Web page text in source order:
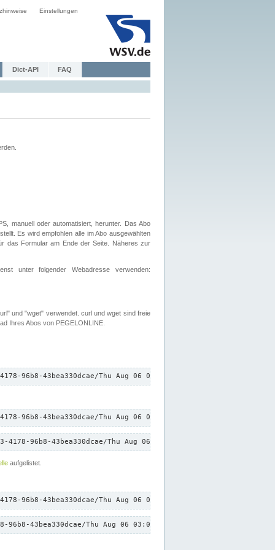
Einstellungen
Dict-API FAQ
manuell oder automatisiert, herunter. Das Abo
Es wird empfohlen alle im Abo ausgewählten
das Formular am Ende der Seite. Näheres zur
unter folgender Webadresse verwenden:
und "wget" verwendet. curl und wget sind freie
Ihres Abos von PEGELONLINE.
96b8-43bea330dcae/Thu Aug 06 03:00:48 CEST 2026/down.txt"
96b8-43bea330dcae/Thu Aug 06 03:00:48 CEST 2026/down.txt"
4178-96b8-43bea330dcae/Thu Aug 06 03:00:48 CEST 2026/down.txt"
aufgelistet.
96b8-43bea330dcae/Thu Aug 06 03:00:48 CEST 2026/down.txt"
43bea330dcae/Thu Aug 06 03:00:48 CEST 2026/down.txt"